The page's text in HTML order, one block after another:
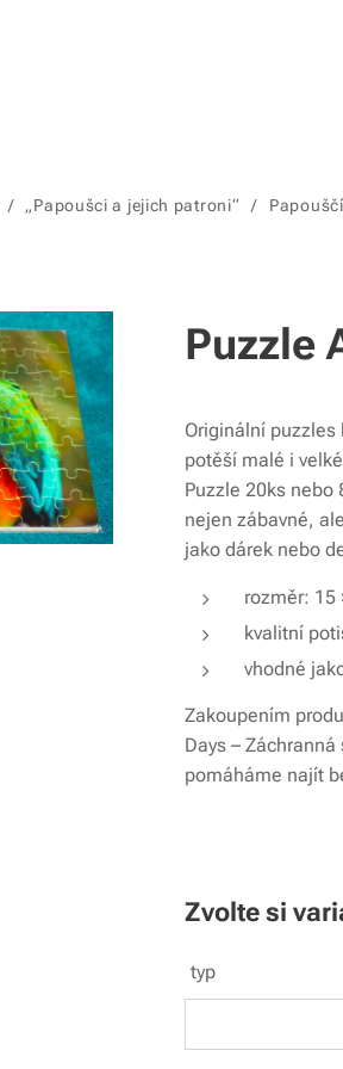
„Papoušci a jejich patroni“
Puzzle
Originální puzzles
potěší malé i
Puzzle 20ks nebo
nejen zábavné,
jako dárek nebo
rozměr: 15
kvalitní
vhodné
Zakoupením
Days –
pomáháme najít
Zvolte si
typ